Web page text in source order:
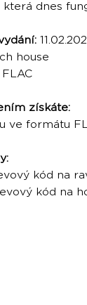
která dnes
house
FLAC
získáte:
ve formátu
kód na
kód na